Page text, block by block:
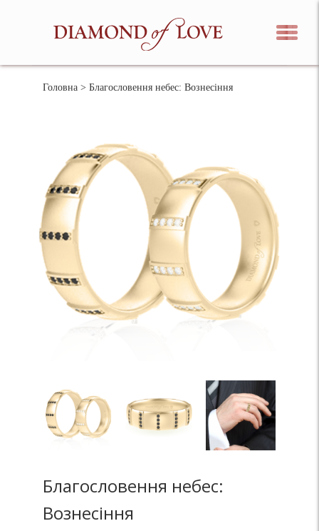
Головна > Благословення небес: Вознесіння
Благословення небес:
Вознесіння